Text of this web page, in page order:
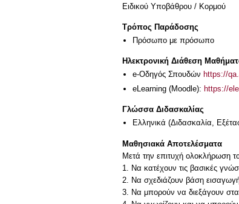
Ειδικού Υποβάθρου / Κορμού
Τρόπος Παράδοσης
Πρόσωπο με πρόσωπο
Ηλεκτρονική Διάθεση
e-Οδηγός Σπουδών https://
eLearning (Moodle): https://
Γλώσσα Διδασκαλίας
Ελληνικά (Διδασκαλία,
Μαθησιακά Αποτελέσματα
Μετά την επιτυχή ολοκλήρωση
1. Να κατέχουν τις βασικές
2. Να σχεδιάζουν βάση
3. Να μπορούν να διεξάγουν